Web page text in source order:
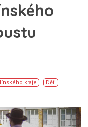
kraje
Děti